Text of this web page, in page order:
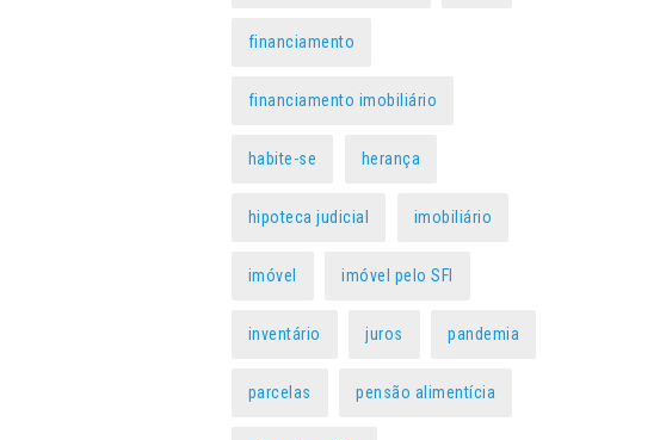
financiamento
financiamento imobiliário
habite-se herança
hipoteca judicial imobiliário
imóvel imóvel pelo SFI
inventário juros pandemia
parcelas pensão alimentícia